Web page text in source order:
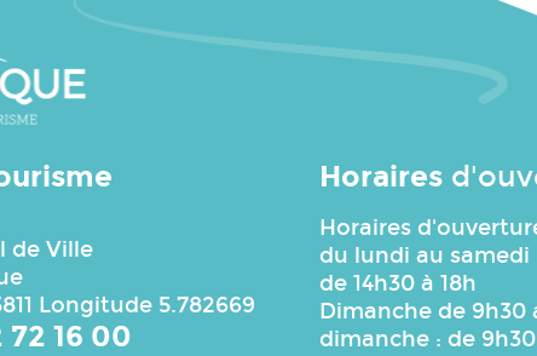
de Ville
Longitude 5.782669
72 16 00
Horaires
Horaires
du lundi au samedi
de 14h30 à 18h
Dimanche de 9h30
dimanche : de